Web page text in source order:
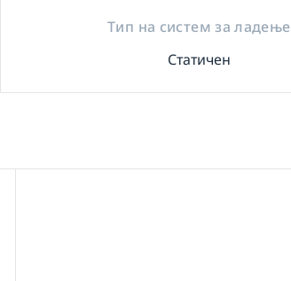
Тип на систем за ладење
Статичен